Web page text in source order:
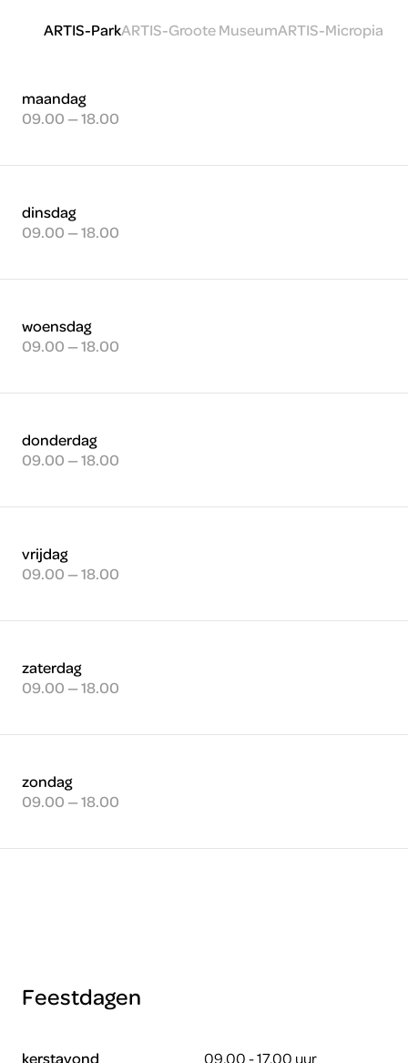
ARTIS-ParkARTIS-Groote MuseumARTIS-Micropia
maandag
09.00 — 18.00
dinsdag
09.00 — 18.00
woensdag
09.00 — 18.00
donderdag
09.00 — 18.00
vrijdag
09.00 — 18.00
zaterdag
09.00 — 18.00
zondag
09.00 — 18.00
Feestdagen
kerstavond 09.00 - 17.00 uur